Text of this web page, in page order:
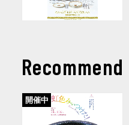
Recommend
開催中